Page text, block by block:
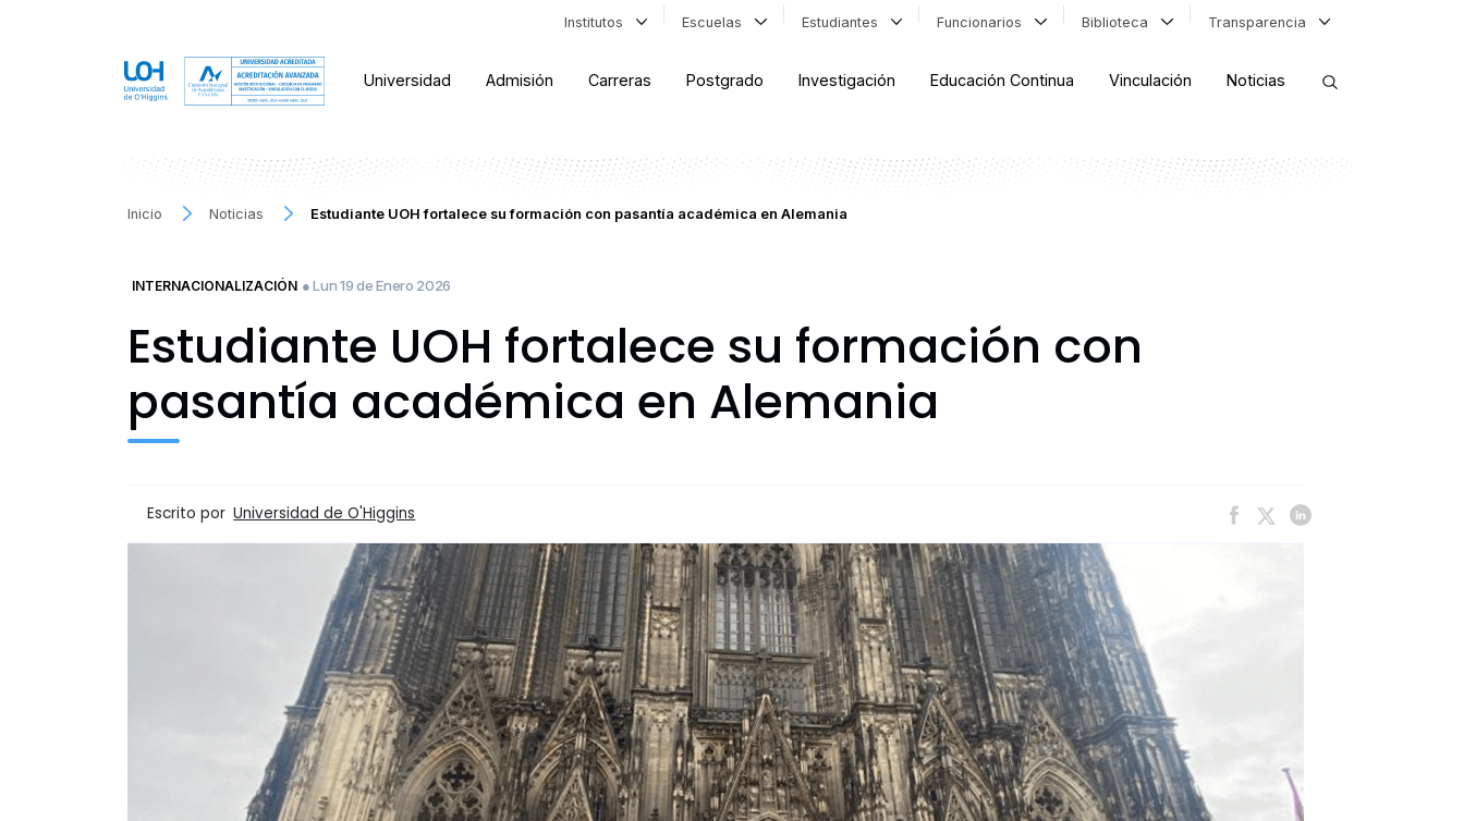
Institutos Escuelas Estudiantes Funcionarios Biblioteca Transparencia
Universidad Admisión Carreras Postgrado Investigación Educación Continua Vinculación Noticias
Inicio Noticias Estudiante UOH fortalece su formación con pasantía académica en Alemania
INTERNACIONALIZACIÓN ● Lun 19 de Enero 2026
Estudiante UOH fortalece su formación con
pasantía académica en Alemania
Escrito por Universidad de O'Higgins